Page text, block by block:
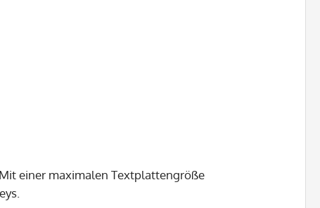
einer maximalen Textplattengröße